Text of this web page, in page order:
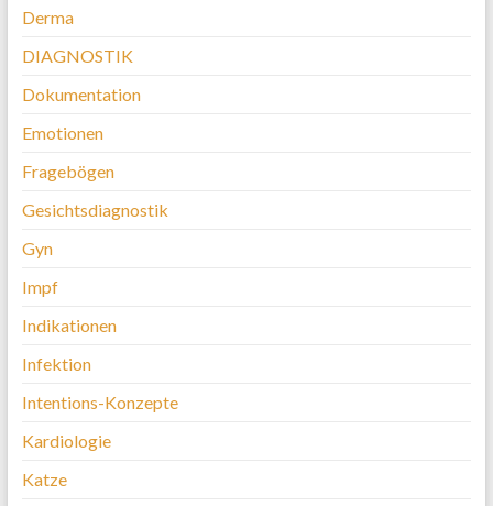
Derma
DIAGNOSTIK
Dokumentation
Emotionen
Fragebögen
Gesichtsdiagnostik
Gyn
Impf
Indikationen
Infektion
Intentions-Konzepte
Kardiologie
Katze